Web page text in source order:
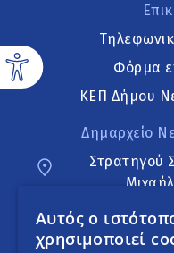
Φόρμα
ΚΕΠ Δήμου
Δημαρχείο
Στρατηγού
Αυτός ο
χρησιμοποιεί